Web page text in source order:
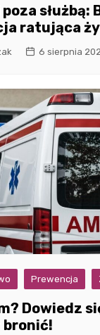
służbą:
ratująca
6 sierpnia
Prewencja
Dowiedz
bronić!